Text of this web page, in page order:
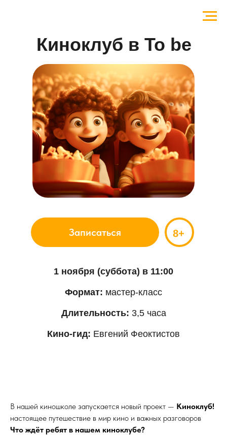
Киноклуб в To be
Формат: мастер-класс
Длительность: 3,5 часа
1 ноября (суббота) в 11:00
8+
Кино-гид: Евгений Феоктистов
Записаться
В нашей киношколе запускается новый проект — Киноклуб!
настоящее путешествие в мир кино и важных разговоров
Что ждёт ребят в нашем киноклубе?